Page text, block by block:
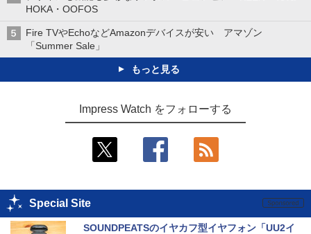
HOKA・OOFOS
Fire TVやEchoなどAmazonデバイスが安い アマゾン
「Summer Sale」
もっと見る
Impress Watch をフォローする
Special Site
SOUNDPEATSのイヤカフ型イヤフォン「UU2イ